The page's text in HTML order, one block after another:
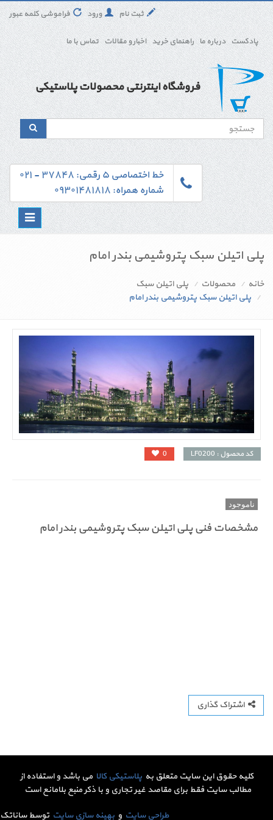
ثبت نام ورود فراموشی کلمه عبور
پادکست درباره ما راهنمای خرید اخبار و مقالات تماس با ما
فروشگاه اینترنتی محصولات پلاستیکی
خط اختصاصی ۵ رقمی: ۳۷۸۴۸ - ۰۲۱
شماره همراه: ۰۹۳۰۱۴۸۱۸۱۸
Toggle
پلی اتیلن سبک پتروشیمی بندر امام
خانه محصولات
پلی اتیلن سبک
پلی اتیلن سبک پتروشیمی بندر امام
کد محصول : LF0200 0
ناموجود
مشخصات فنی پلی اتیلن سبک پتروشیمی بندر امام
اشتراک گذاری
کلیه حقوق این سایت متعلق به پلاستیکی کالا می باشد و استفاده از
مطالب سایت فقط برای مقاصد غیر تجاری و با ذکر منبع بلامانع است
طراحی سایت و بهینه سازی سایت توسط ساناتک